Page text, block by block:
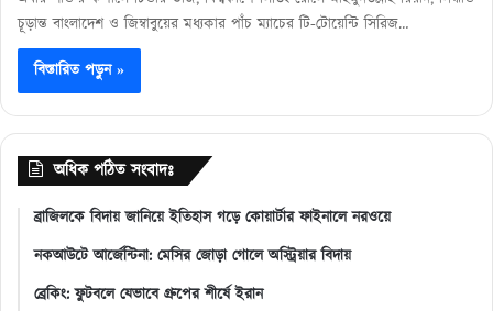
চূড়ান্ত বাংলাদেশ ও জিম্বাবুয়ের মধ্যকার পাঁচ ম্যাচের টি-টোয়েন্টি সিরিজ…
বিস্তারিত পড়ুন »
অধিক পঠিত সংবাদঃ
ব্রাজিলকে বিদায় জানিয়ে ইতিহাস গড়ে কোয়ার্টার ফাইনালে নরওয়ে
নকআউটে আর্জেন্টিনা: মেসির জোড়া গোলে অস্ট্রিয়ার বিদায়
ব্রেকিং: ফুটবলে যেভাবে গ্রুপের শীর্ষে ইরান